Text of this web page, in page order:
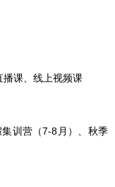
播课、线上视频课
训营（7-8月）、秋季